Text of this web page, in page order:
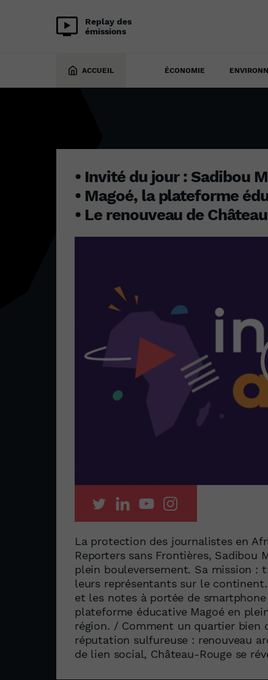
Replay des
émissions
ACCUEIL ÉCONOMIE
• Invité du jour : Sadibou
• Magoé, la plateforme
• Le renouveau de
La protection des journalistes en
Reporters sans Frontières, Sadibou
plein bouleversement. Sa mission :
leurs représentants sur le
et les notes à portée de
plateforme éducative Magoé en
région. / Comment un quartier bien
réputation sulfureuse : renouveau
de lien social, Château-Rouge se